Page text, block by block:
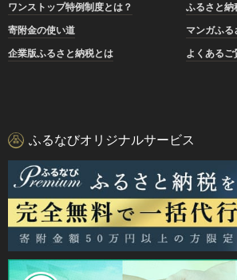
ワンストップ特例制度とは？
ふるさと納
寄附金の使い道
マンガふる
企業版ふるさと納税とは
よくあるご
ふるなびオリジナルサービス